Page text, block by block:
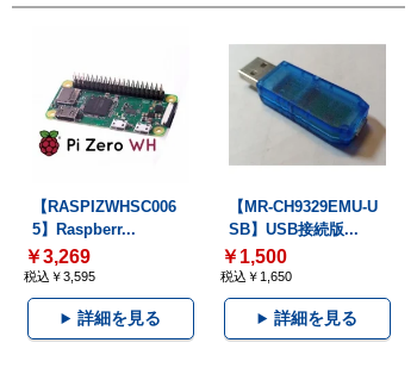
【RASPIZWHSC006
5】Raspberr...
￥3,269
税込￥3,595
詳細を見る
【MR-CH9329EMU-U
SB】USB接続版...
￥1,500
税込￥1,650
詳細を見る